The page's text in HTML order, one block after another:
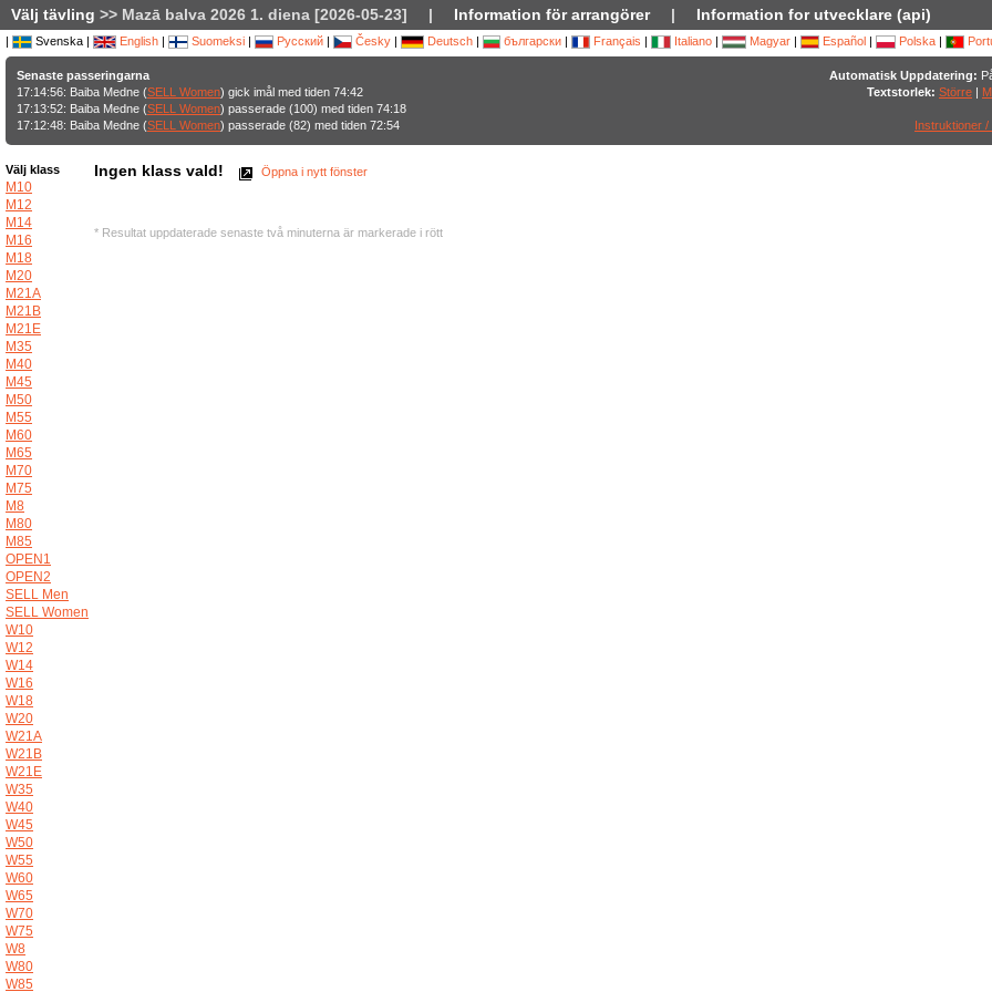
Välj tävling >> Mazā balva 2026 1. diena [2026-05-23] | Information för arrangörer | Information for utvecklare (api)
| Svenska | English | Suomeksi | Русский | Česky | Deutsch | български| Français | Italiano| Magyar| Español| Polska|
Senaste passeringarna
17:14:56: Baiba Medne (SELL Women) gick imål med tiden 74:42
17:13:52: Baiba Medne (SELL Women) passerade (100) med tiden 74:18
17:12:48: Baiba Medne (SELL Women) passerade (82) med tiden 72:54
Automatisk Uppdatering:
Textstorlek: Större |
Instruktioner /
Välj klass
M10
M12
M14
M16
M18
M20
M21A
M21B
M21E
M35
M40
M45
M50
M55
M60
M65
M70
M75
M8
M80
M85
OPEN1
OPEN2
SELL Men
SELL Women
W10
W12
W14
W16
W18
W20
W21A
W21B
W21E
W35
W40
W45
W50
W55
W60
W65
W70
W75
W8
W80
W85
Ingen klass vald! Öppna i nytt fönster
* Resultat uppdaterade senaste två minuterna är markerade i rött